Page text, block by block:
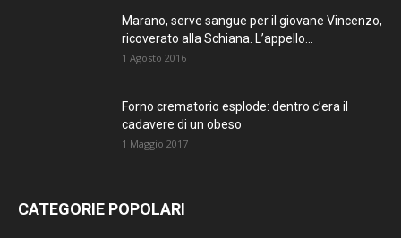
Marano, serve sangue per il giovane Vincenzo,
ricoverato alla Schiana. L’appello...
1 Agosto 2016
Forno crematorio esplode: dentro c’era il
cadavere di un obeso
1 Maggio 2017
CATEGORIE POPOLARI